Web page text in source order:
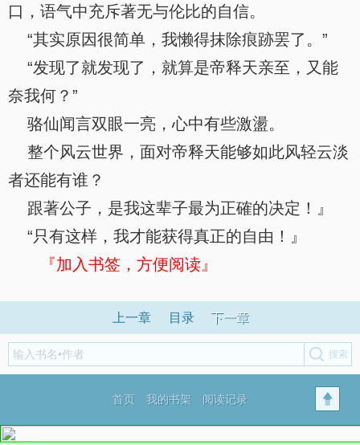
口，语气中充斥著无与伦比的自信。
“其实原因很简单，我懒得抹除痕跡罢了。”
“发现了就发现了，就算是帝释天亲至，又能
奈我何？”
骆仙闻言双眼一亮，心中有些激盪。
整个风云世界，面对帝释天能够如此风轻云淡
者还能有谁？
跟著公子，是我这辈子最为正確的决定！』
“只有这样，我才能获得真正的自由！』
『加入书签，方便阅读』
上一章 目录 下一章
首页 我的书架 阅读记录